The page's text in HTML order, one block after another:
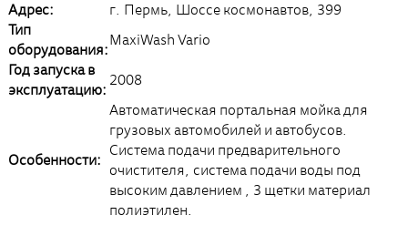
Адрес:
г. Пермь, Шоссе космонавтов, 399
Тип
оборудования:
MaxiWash Vario
Год запуска в
эксплуатацию:
2008
Особенности:
Автоматическая портальная мойка для
грузовых автомобилей и автобусов.
Cистема подачи предварительного
очистителя, система подачи воды под
высоким давлением , 3 щетки материал
полиэтилен.